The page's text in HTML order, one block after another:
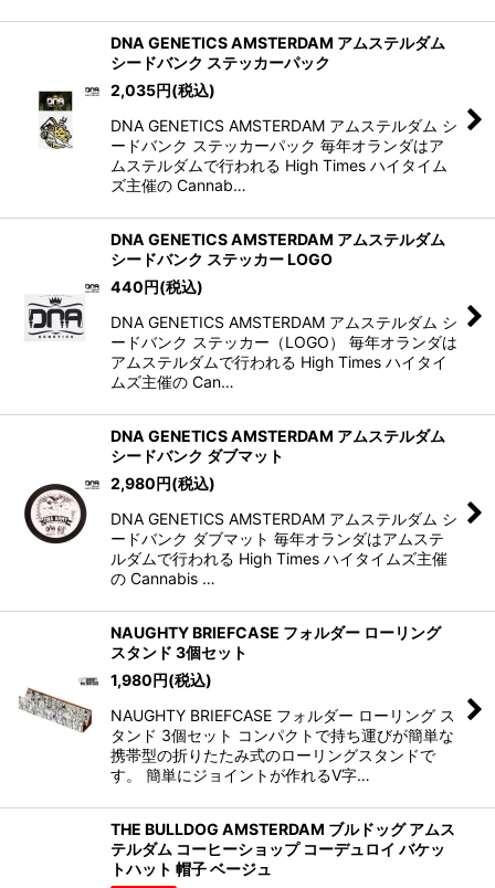
DNA GENETICS AMSTERDAM アムステルダム
シードバンク ステッカーパック
2,035円(税込)
DNA GENETICS AMSTERDAM アムステルダム シ
ードバンク ステッカーパック 毎年オランダはア
ムステルダムで行われる High Times ハイタイム
ズ主催の Cannab…
DNA GENETICS AMSTERDAM アムステルダム
シードバンク ステッカー LOGO
440円(税込)
DNA GENETICS AMSTERDAM アムステルダム シ
ードバンク ステッカー（LOGO） 毎年オランダは
アムステルダムで行われる High Times ハイタイ
ムズ主催の Can…
DNA GENETICS AMSTERDAM アムステルダム
シードバンク ダブマット
2,980円(税込)
DNA GENETICS AMSTERDAM アムステルダム シ
ードバンク ダブマット 毎年オランダはアムステ
ルダムで行われる High Times ハイタイムズ主催
の Cannabis …
NAUGHTY BRIEFCASE フォルダー ローリング
スタンド 3個セット
1,980円(税込)
NAUGHTY BRIEFCASE フォルダー ローリング ス
タンド 3個セット コンパクトで持ち運びが簡単な
携帯型の折りたたみ式のローリングスタンドで
す。 簡単にジョイントが作れるV字…
THE BULLDOG AMSTERDAM ブルドッグ アムス
テルダム コーヒーショップ コーデュロイ バケッ
トハット 帽子 ベージュ